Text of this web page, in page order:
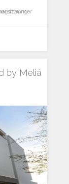
by Meliá